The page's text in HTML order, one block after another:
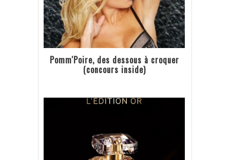
Pomm'Poire, des dessous à croquer
(concours inside)